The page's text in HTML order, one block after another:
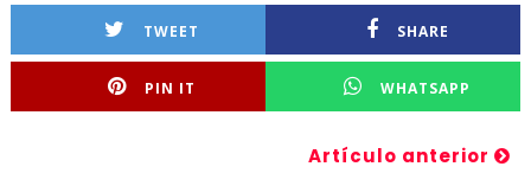
TWEET SHARE
PIN IT WHATSAPP
Artículo anterior